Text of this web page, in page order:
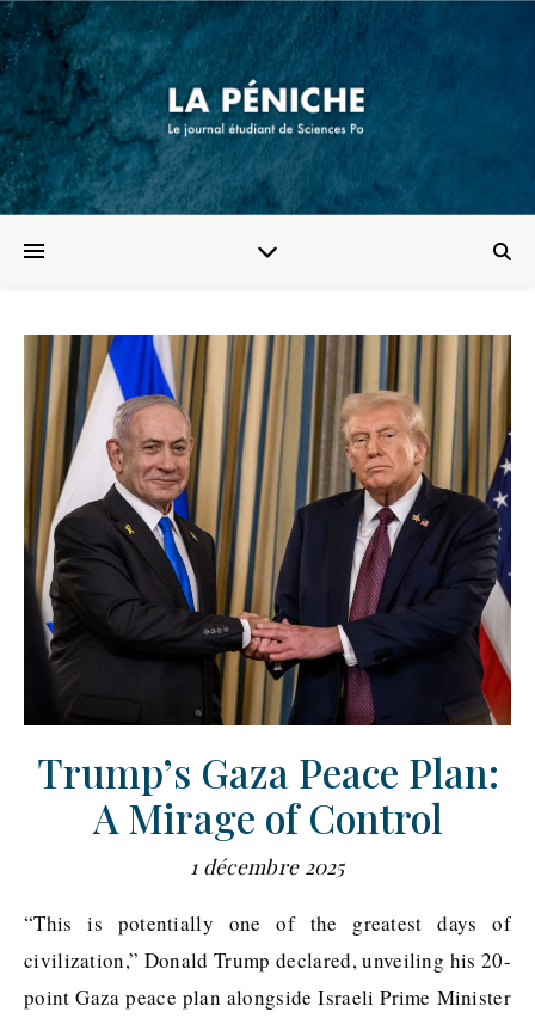
Trump’s Gaza Peace Plan:
A Mirage of Control
1 décembre 2025
“This is potentially one of the greatest days of
civilization,” Donald Trump declared, unveiling his 20-
point Gaza peace plan alongside Israeli Prime Minister